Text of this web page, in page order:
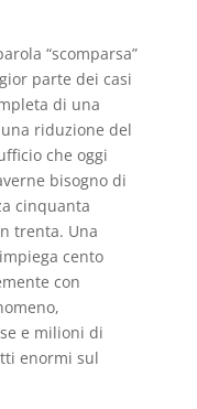
“scomparsa”
parte dei casi
di una
riduzione del
che oggi
bisogno di
cinquanta
trenta. Una
cento
con
e milioni di
enormi sul